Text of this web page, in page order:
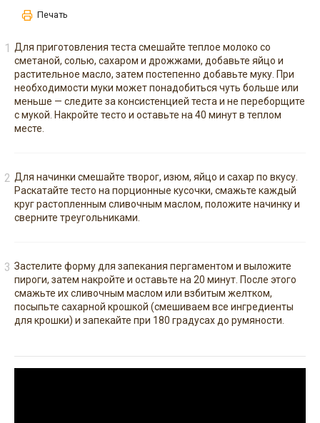
Печать
Для приготовления теста смешайте теплое молоко со
сметаной, солью, сахаром и дрожжами, добавьте яйцо и
растительное масло, затем постепенно добавьте муку. При
необходимости муки может понадобиться чуть больше или
меньше — следите за консистенцией теста и не переборщите
с мукой. Накройте тесто и оставьте на 40 минут в теплом
месте.
Для начинки смешайте творог, изюм, яйцо и сахар по вкусу.
Раскатайте тесто на порционные кусочки, смажьте каждый
круг растопленным сливочным маслом, положите начинку и
сверните треугольниками.
Застелите форму для запекания пергаментом и выложите
пироги, затем накройте и оставьте на 20 минут. После этого
смажьте их сливочным маслом или взбитым желтком,
посыпьте сахарной крошкой (смешиваем все ингредиенты
для крошки) и запекайте при 180 градусах до румяности.